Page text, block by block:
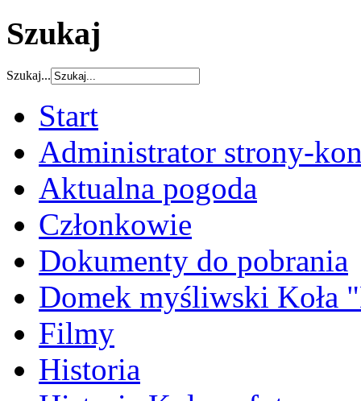
Szukaj
Szukaj...
Start
Administrator strony-
Aktualna pogoda
Członkowie
Dokumenty do pobrania
Domek myśliwski Koła
Filmy
Historia